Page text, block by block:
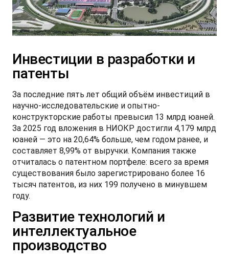
JS6 Кроссовер
от 1 949 000 ₽*
JAC T8 Пикап
JAC T8 PRO Пикап
ФИНАНСЫ И УСЛУГИ
Кредитование
Лизинг
ПОДДЕРЖКА
Помощь на дорогах
Дополнительные программы помощи на дорогах
Руководство по обслуживанию и гарантия
Руководства по эксплуатации
СМИ о нас
Контакты
Правовая информация
Инвестиции в разработки и
патенты
За последние пять лет общий объём инвестиций в
научно-исследовательские и опытно-
конструкторские работы превысил 13 млрд юаней.
За 2025 год вложения в НИОКР достигли 4,179 млрд
юаней — это на 20,64% больше, чем годом ранее, и
составляет 8,99% от выручки. Компания также
отчиталась о патентном портфеле: всего за время
существования было зарегистрировано более 16
тысяч патентов, из них 199 получено в минувшем
году.
Развитие технологий и
интеллектуальное
производство